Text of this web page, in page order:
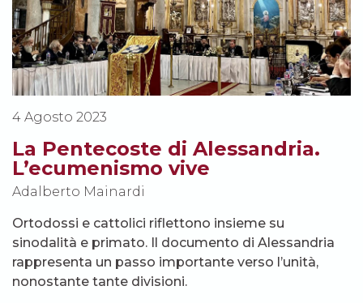
4 Agosto 2023
La Pentecoste di Alessandria.
L’ecumenismo vive
Adalberto Mainardi
Ortodossi e cattolici riflettono insieme su
sinodalità e primato. Il documento di Alessandria
rappresenta un passo importante verso l’unità,
nonostante tante divisioni.